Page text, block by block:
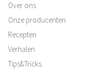
Over ons
Onze producenten
Recepten
Verhalen
Tips&Tricks